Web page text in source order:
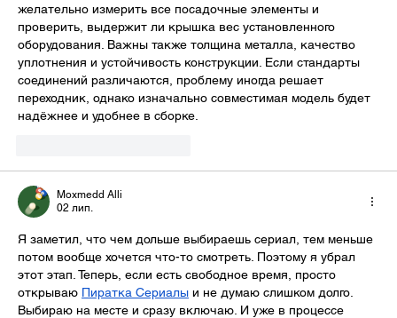
желательно измерить все посадочные элементы и
проверить, выдержит ли крышка вес установленного
оборудования. Важны также толщина металла, качество
уплотнения и устойчивость конструкции. Если стандарты
соединений различаются, проблему иногда решает
переходник, однако изначально совместимая модель будет
надёжнее и удобнее в сборке.
Moxmedd Alli
02 лип.
Я заметил, что чем дольше выбираешь сериал, тем меньше
потом вообще хочется что-то смотреть. Поэтому я убрал
этот этап. Теперь, если есть свободное время, просто
открываю Пиратка Сериалы и не думаю слишком долго.
Выбираю на месте и сразу включаю. И уже в процессе